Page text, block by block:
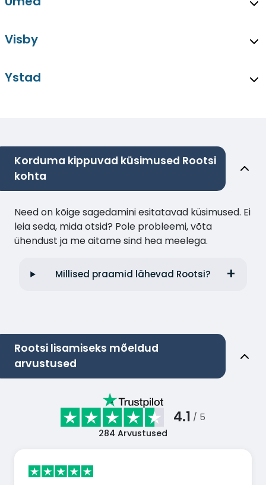
Visby
Ystad
Korduma kippuvad küsimused Rootsi
kohta
Need on kõige sagedamini esitatavad küsimused. Ei
leia seda, mida otsid? Pole probleemi, võta
ühendust ja me aitame sind hea meelega.
Millised praamid lähevad Rootsi?
Rootsi lisamiseks mõeldud
arvustused
4.1 / 5
284 Arvustused